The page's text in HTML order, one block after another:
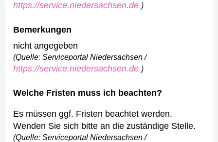
https://service.niedersachsen.de )
Bemerkungen
nicht angegeben
(Quelle: Serviceportal Niedersachsen /
https://service.niedersachsen.de )
Welche Fristen muss ich beachten?
Es müssen ggf. Fristen beachtet werden.
Wenden Sie sich bitte an die zuständige Stelle.
(Quelle: Serviceportal Niedersachsen /